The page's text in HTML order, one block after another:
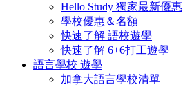
Hello Study 獨家最新優惠
學校優惠＆名額
快速了解 語校遊學
快速了解 6+6打工遊學
語言學校 遊學
加拿大語言學校清單